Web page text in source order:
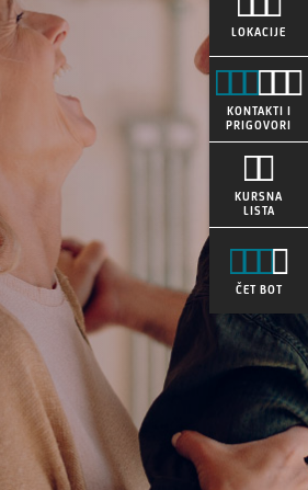
LOKACIJE
KONTAKTI I
PRIGOVORI
KURSNA
LISTA
ČET BOT